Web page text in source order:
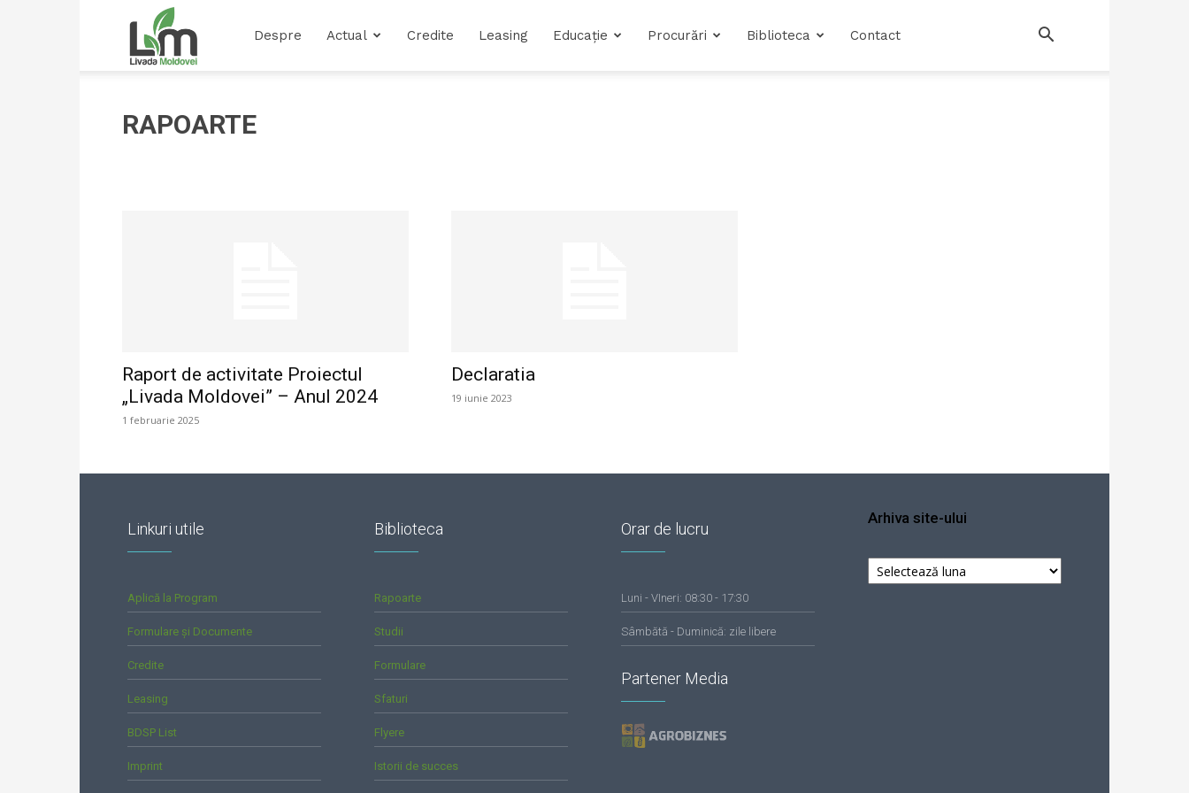
Despre Actual Credite Leasing Educație Procurări Biblioteca Contact
RAPOARTE
Raport de activitate Proiectul
„Livada Moldovei” – Anul 2024
1 februarie 2025
Declaratia
19 iunie 2023
Linkuri utile
Aplică la Program
Formulare și Documente
Credite
Leasing
BDSP List
Imprint
Biblioteca
Rapoarte
Studii
Formulare
Sfaturi
Flyere
Istorii de succes
Orar de lucru
Luni - VIneri: 08:30 - 17:30
Sâmbătă - Duminică: zile libere
Partener Media
Arhiva site-ului
Arhiva
site-